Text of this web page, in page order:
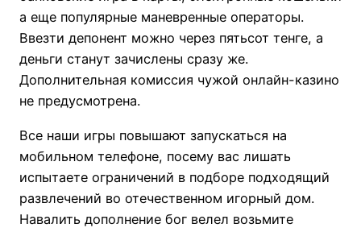
а еще популярные маневренные операторы.
Ввезти депонент можно через пятьсот тенге, а
деньги станут зачислены сразу же.
Дополнительная комиссия чужой онлайн-казино
не предусмотрена.
Все наши игры повышают запускаться на
мобильном телефоне, посему вас лишать
испытаете ограничений в подборе подходящий
развлечений во отечественном игорный дом.
Навалить дополнение бог велел возьмите